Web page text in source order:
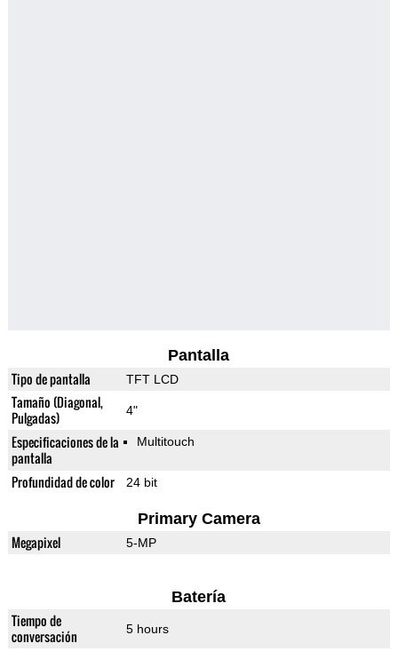
Pantalla
Tipo de pantalla TFT LCD
Tamaño (Diagonal,
Pulgadas)
4"
Especificaciones de la
pantalla
Multitouch
Profundidad de color 24 bit
Primary Camera
Megapixel 5-MP
Batería
Tiempo de
conversación
5 hours